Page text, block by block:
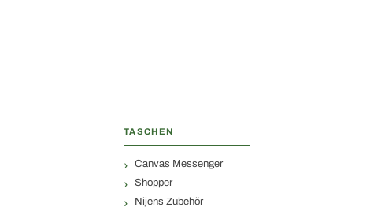
TASCHEN
Canvas Messenger
Shopper
Nijens Zubehör